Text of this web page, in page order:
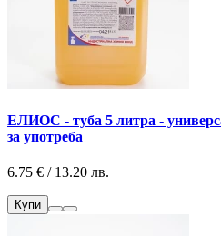
ЕЛИОС - туба 5 литра -
за употреба
6.75 € / 13.20 лв.
Купи